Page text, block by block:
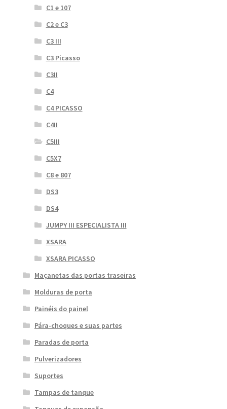
C1 e 107
C2 e C3
C3 III
C3 Picasso
C3II
C4
C4 PICASSO
C4II
C5III
C5X7
C8 e 807
DS3
DS4
JUMPY III ESPECIALISTA III
XSARA
XSARA PICASSO
Maçanetas das portas traseiras
Molduras de porta
Painéis do painel
Pára-choques e suas partes
Paradas de porta
Pulverizadores
Suportes
Tampas de tanque